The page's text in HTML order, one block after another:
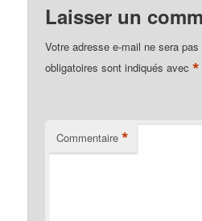
Laisser un
Votre adresse e-mail ne sera pas
obligatoires sont indiqués avec*
Commentaire *